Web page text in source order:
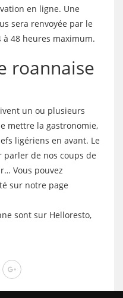
en ligne. Une
sera renvoyée par le
48 heures maximum.
roannaise
un ou plusieurs
mettre la gastronomie,
ligériens en avant. Le
parler de nos coups de
Vous pouvez
sur notre page
sont sur Helloresto,